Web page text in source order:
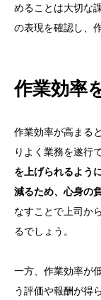
めることは大切な
の表現を確認し、
作業効率
作業効率が高まる
りよく業務を遂行
を上げられるよう
減るため、心身の
なすことで上司か
るでしょう。
一方、作業効率が
う評価や報酬が得